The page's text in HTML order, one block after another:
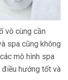
vô cùng cần
spa cũng không
mô hình spa
hướng tốt và